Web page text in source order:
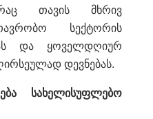
თავის მხრივ
სექტორის
და ყოველდღიურ
დევნებას.
სახელისუფლებო